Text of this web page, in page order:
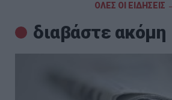
ΟΛΕΣ ΟΙ ΕΙΔΗΣΕΙΣ
διαβάστε ακόμη